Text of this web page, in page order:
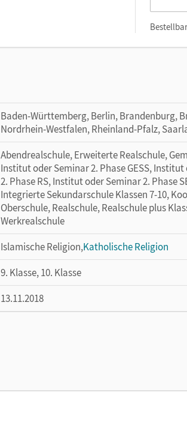
Baden-Württemberg, Berlin, Brandenburg,
Nordrhein-Westfalen, Rheinland-Pfalz,
Abendrealschule, Erweiterte Realschule,
Institut oder Seminar 2. Phase GESS,
2. Phase RS, Institut oder Seminar 2. Phase
Integrierte Sekundarschule Klassen 7-10,
Oberschule, Realschule, Realschule plus
Werkrealschule
Islamische Religion,Katholische Religion
9. Klasse, 10. Klasse
13.11.2018